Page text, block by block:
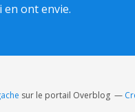
en ont envie.
sur le portail Overblog